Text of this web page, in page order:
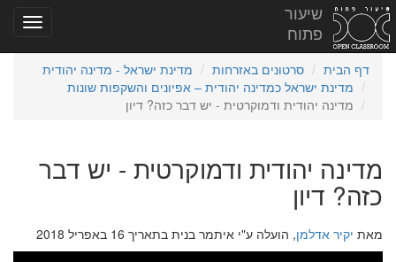
שיעור
פתוח
דף הבית סרטונים באזרחות
מדינת ישראל - מדינה יהודית
מדינת ישראל כמדינה יהודית – אפיונים והשקפות שונות
מדינה יהודית ודמוקרטית - יש דבר כזה? דיון
מדינה יהודית ודמוקרטית - יש דבר
כזה? דיון
מאת יקיר אדלמן, הועלה ע"י איתמר בנית בתאריך 16 באפריל 2018